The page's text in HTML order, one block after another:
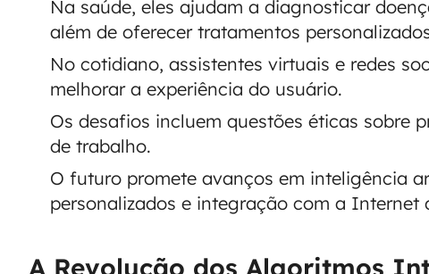
Na saúde, eles ajudam a diagnosticar
além de oferecer tratamentos
No cotidiano, assistentes virtuais e redes
melhorar a experiência do usuário.
Os desafios incluem questões éticas sobre
de trabalho.
O futuro promete avanços em inteligência
personalizados e integração com a Internet
A Revolução dos Algoritmos